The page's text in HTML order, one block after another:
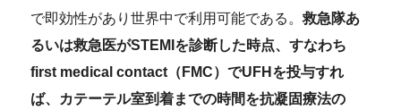
で即効性があり世界中で利用可能である。救急隊あ
るいは救急医がSTEMIを診断した時点、すなわち
first medical contact（FMC）でUFHを投与すれ
ば、カテーテル室到着までの時間を抗凝固療法の